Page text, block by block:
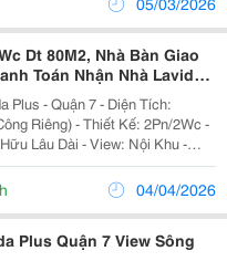
Dt 80M2, Nhà Bàn Giao
Toán Nhận Nhà Lavida
Plus - Quận 7 - Diện Tích:
Riêng) - Thiết Kế: 2Pn/2Wc -
Lâu Dài - View: Nội Khu -
Hộ Bàn Giao Thô, Nhận Nhà
04/04/2026
Plus Quận 7 View Sông